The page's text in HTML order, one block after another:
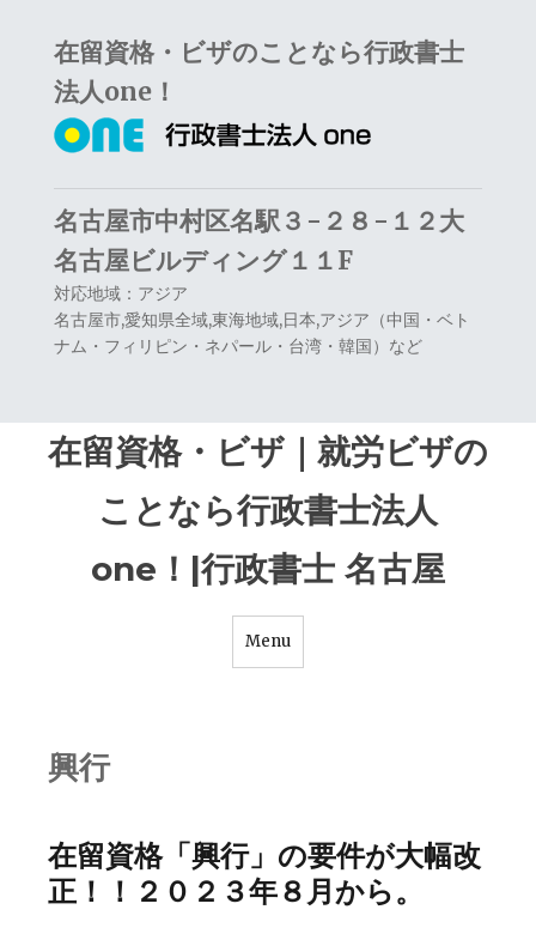
navigation
content
在留資格・ビザのことなら行政書士
法人one！
名古屋市中村区名駅３−２８−１２大
名古屋ビルディング１１F
対応地域：アジア
名古屋市,愛知県全域,東海地域,日本,アジア（中国・ベト
ナム・フィリピン・ネパール・台湾・韓国）など
在留資格・ビザ｜就労ビザの
ことなら行政書士法人
one！|行政書士 名古屋
Menu
興行
在留資格「興行」の要件が大幅改
正！！２０２３年８月から。